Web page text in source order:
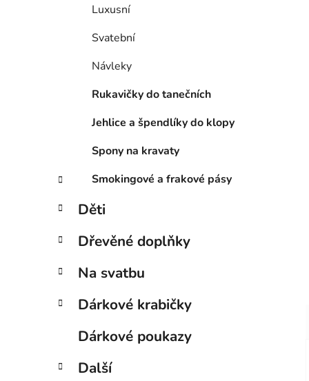
Luxusní
Svatební
Návleky
Rukavičky do tanečních
Jehlice a špendlíky do klopy
Spony na kravaty
Smokingové a frakové pásy
Děti
Dřevěné doplňky
Na svatbu
Dárkové krabičky
Dárkové poukazy
Další